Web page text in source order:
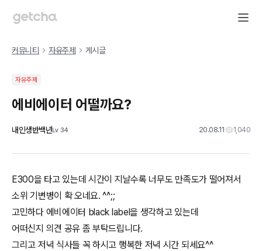
커뮤니티 자유주제 게시글
자유주제
에비에이터 어떨까요?
내인생반백년Lv 34 20.08.11 1,040
E300을 타고 있는데 시간이 지날수록 너무도 만족도가 떨어져서
소위 기변병이 확 오네요. ^^;;
고민하다 에비에이터 black label을 생각하고 있는데
어떠신지 의견 공유 좀 부탁드립니다.
그리고 저녁 식사들 꼭 하시고 행복한 저녁 시간 되세요^^